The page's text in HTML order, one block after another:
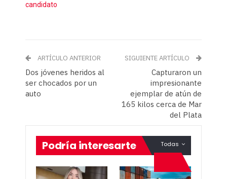
candidato
ARTÍCULO ANTERIOR
Dos jóvenes heridos al
ser chocados por un
auto
SIGUIENTE ARTÍCULO
Capturaron un
impresionante
ejemplar de atún de
165 kilos cerca de Mar
del Plata
Todas
Podría interesarte